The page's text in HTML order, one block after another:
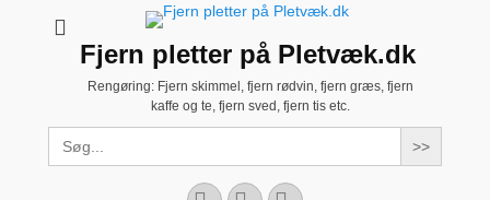
Fjern pletter på Pletvæk.dk
Rengøring: Fjern skimmel, fjern rødvin, fjern græs, fjern
kaffe og te, fjern sved, fjern tis etc.
Search
for: